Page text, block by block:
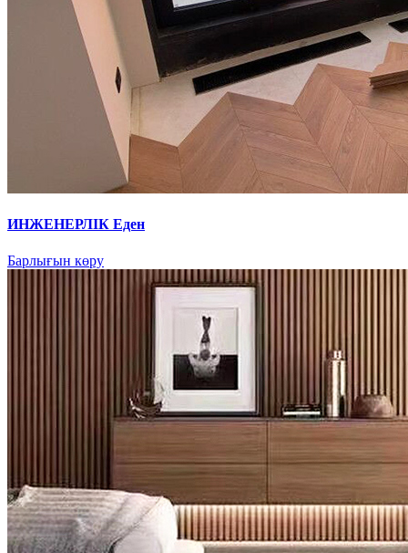
ИНЖЕНЕРЛІК Еден
Барлығын көру